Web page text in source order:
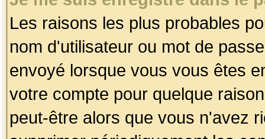
Les raisons les plus probables
nom d'utilisateur ou mot de
envoyé lorsque vous vous êtes
votre compte pour quelque
peut-être alors que vous n'avez